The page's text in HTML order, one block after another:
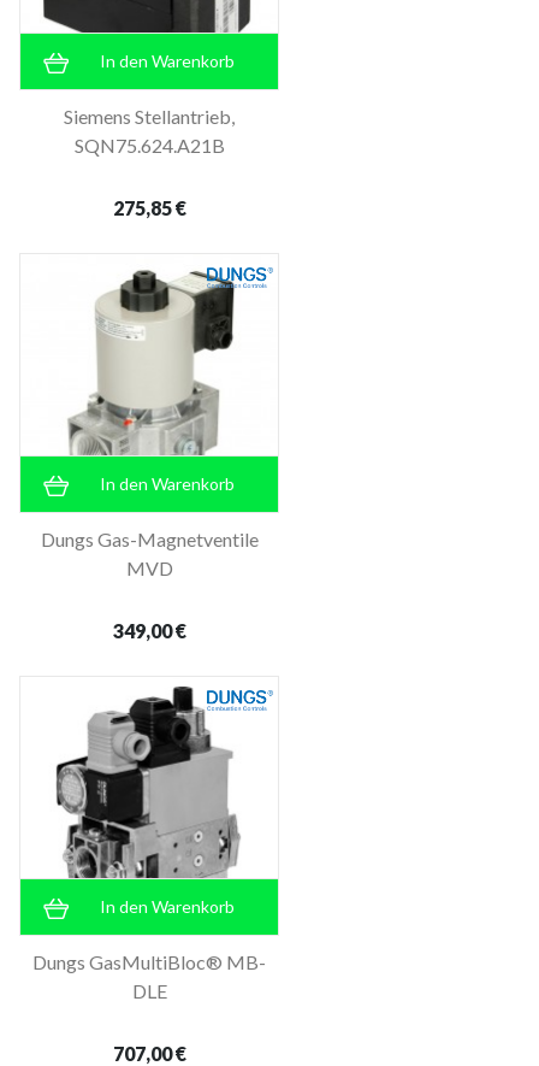
In den Warenkorb
Siemens Stellantrieb,
SQN75.624.A21B
275,85 €
In den Warenkorb
Dungs Gas-Magnetventile
MVD
349,00 €
In den Warenkorb
Dungs GasMultiBloc® MB-
DLE
707,00 €